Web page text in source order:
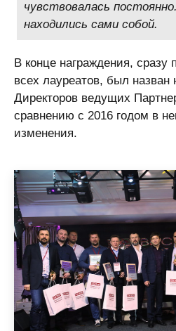
чувствовалась
находились сами собой.
В конце награждения,
всех лауреатов, был назван
Директоров ведущих
сравнению с 2016 годом в
изменения.